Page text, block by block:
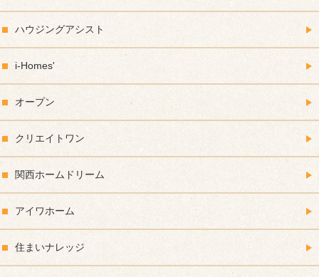
ハウジングアシスト
i-Homes'
オープン
クリエイトワン
関西ホームドリーム
アイワホーム
住まいナレッジ